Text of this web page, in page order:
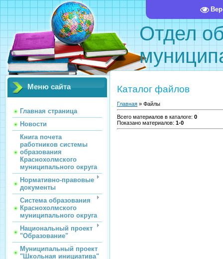
Отдел
Меню сайта
Главная страница
Новости
Книга почета
работников системы
образования
Краснохолмского
муниципального округа
Нормативно-правовые
документы
Система образования
Краснохолмского
муниципального округа
Национальный проект
"Образование"
Муниципальный проект
"Школьная инициатива"
Каталог файлов
Главная » Файлы
Всего материалов в каталоге: 0
Показано материалов: 1-0